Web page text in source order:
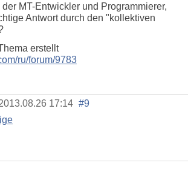
MT-Entwickler und Programmierer,
Antwort durch den "kollektiven
erstellt
ru/forum/9783
17:14 #9